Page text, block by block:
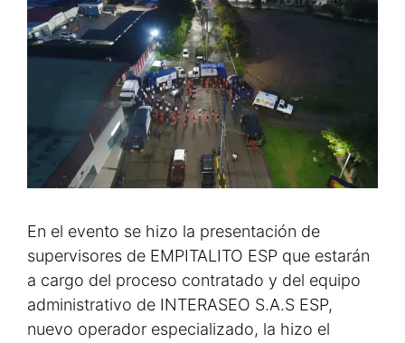
En el evento se hizo la presentación de
supervisores de EMPITALITO ESP que estarán
a cargo del proceso contratado y del equipo
administrativo de INTERASEO S.A.S ESP,
nuevo operador especializado, la hizo el